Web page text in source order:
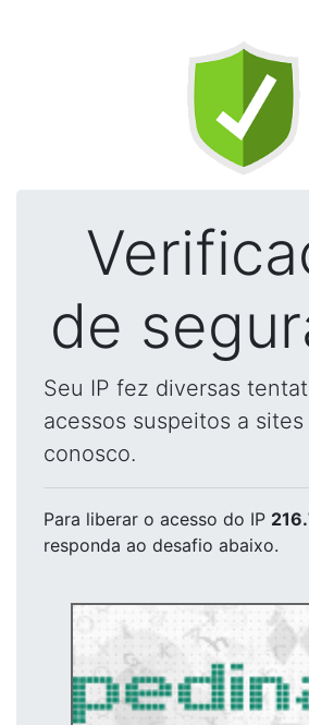
de
Seu IP fez diversas
acessos suspeitos a
conosco.
Para liberar o acesso do IP
responda ao desafio abaixo.